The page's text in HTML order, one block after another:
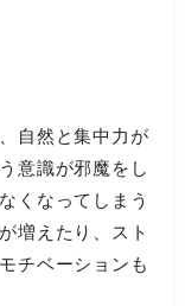
自然と集中力が
意識が邪魔をし
くなってしまう
増えたり、スト
チベーションも